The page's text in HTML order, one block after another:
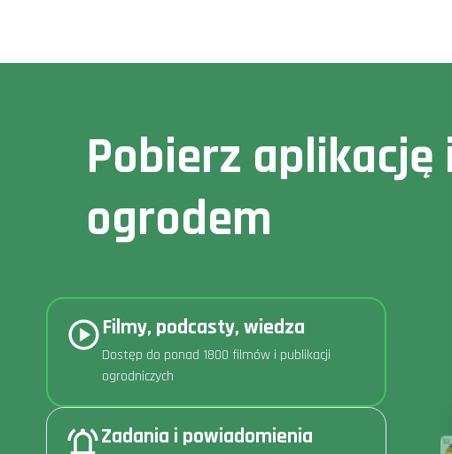
Pobierz
ogrodem
Filmy, podcasty, wiedza
Dostęp do ponad 1800 filmów i publikacji
ogrodniczych
Zadania i powiadomienia